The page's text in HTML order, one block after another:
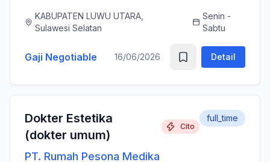
KABUPATEN LUWU UTARA,
Sulawesi Selatan
Senin -
Sabtu
Gaji Negotiable 16/06/2026 Detail
Dokter Estetika
(dokter umum)
Cito
PT. Rumah Pesona Medika
full_time